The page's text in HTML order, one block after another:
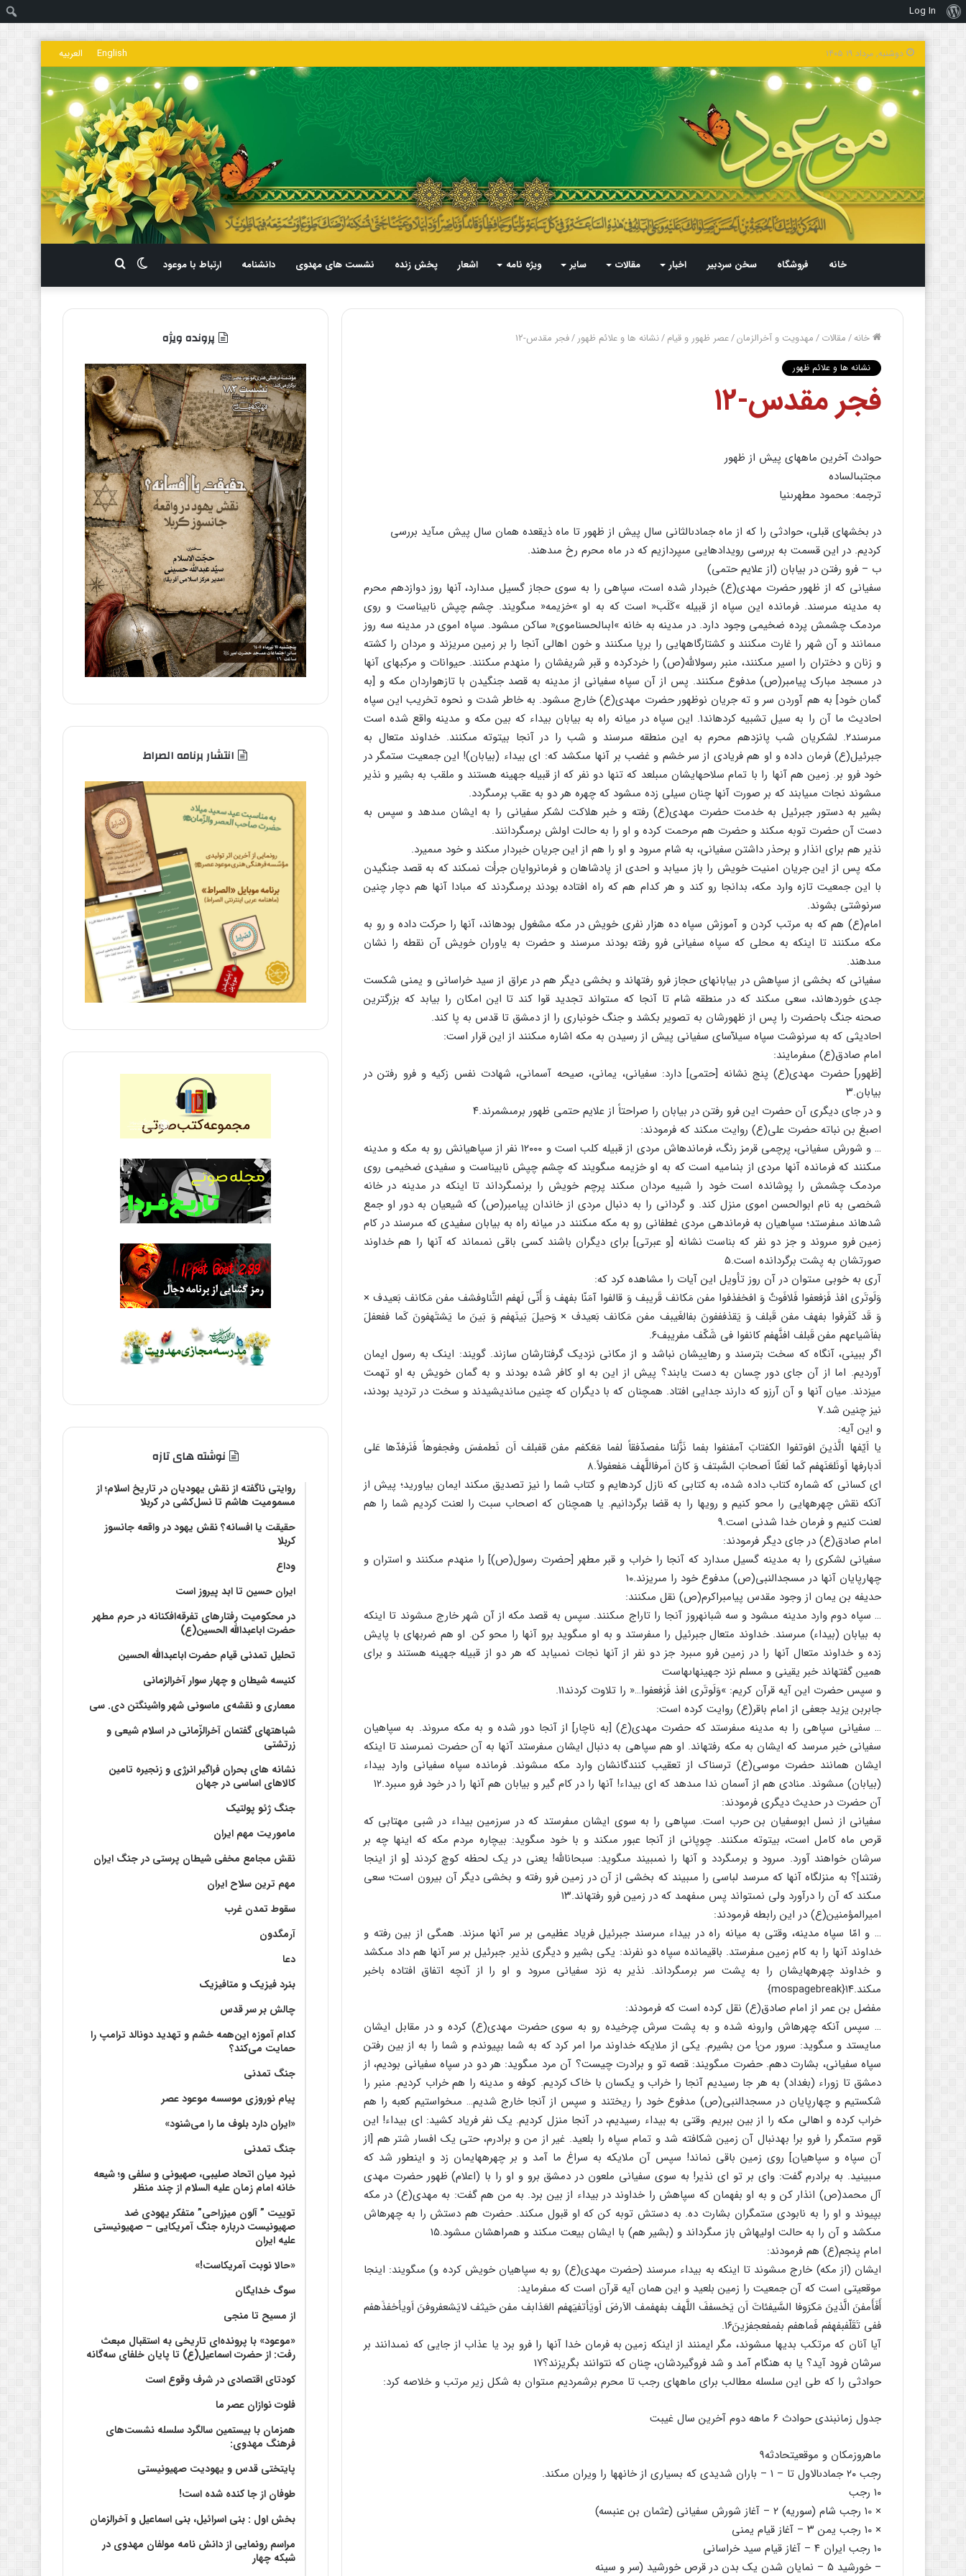
درباره
وردپرس
Log In
دوشنبه, مرداد ۱۹ ۱۴۰۵ English العربیه
خانه فروشگاه سخن سردبیر اخبار مقالات سایر ویژه نامه اشعار پخش زنده نشست های مهدوی دانشنامه ارتباط با موعود
برای
تغییر
پوسته
خانه/مقالات/مهدویت و آخرالزمان/عصر ظهور و قیام/نشانه ها و علائم ظهور /فجر مقدس-۱۲
نشانه ها و علائم ظهور
فجر مقدس-۱۲
حوادث آخرین ماههاى پیش از ظهور
مجتبى‏الساده
ترجمه: محمود مطهرى‏نیا
در بخشهاى قبلى، حوادثى را که از ماه جمادى‏الثانى سال پیش از ظهور تا ماه ذیقعده همان سال پیش مى‏آید بررسى
کردیم. در این قسمت به بررسى رویدادهایى مى‏پردازیم که در ماه محرم رخ مى‏دهند.
ب – فرو رفتن در بیابان (از علایم حتمى)
سفیانى که از ظهور حضرت مهدى(ع) خبردار شده است، سپاهى را به سوى حجاز گسیل مى‏دارد، آنها روز دوازدهم محرم
به مدینه مى‏رسند. فرمانده این سپاه از قبیله »کَلَب« است که به او »خزیمه« مى‏گویند. چشم چپش نابیناست و روى
مردمک چشمش پرده ضخیمى وجود دارد. در مدینه به خانه »ابى‏الحسن‏اموى« ساکن مى‏شود. سپاه اموى در مدینه سه روز
مى‏مانند و آن شهر را غارت مى‏کنند و کشتارگاه‏هایى را برپا مى‏کنند و خون اهالى آنجا را بر زمین مى‏ریزند و مردان را کشته
و زنان و دختران را اسیر مى‏کنند، منبر رسول‏اللَّه(ص) را خردکرده و قبر شریفشان را منهدم مى‏کنند. حیوانات و مرکبهاى آنها
در مسجد مبارک پیامبر(ص) مدفوع مى‏کنند. پس از آن سپاه سفیانى از مدینه به قصد جنگیدن با تازه‏واردان مکه و [به
گمان خود] به هم آوردن سر و ته جریان نوظهور حضرت مهدى(ع) خارج مى‏شود. به خاطر شدت و نحوه تخریب این سپاه
احادیث ما آن را به سیل تشبیه کرده‏اند۱. این سپاه در میانه راه به بیابان بیداء که بین مکه و مدینه واقع شده است
مى‏رسند۲. لشکریان شب پانزدهم محرم به این منطقه مى‏رسند و شب را در آنجا بیتوته مى‏کنند. خداوند متعال به
جبرئیل(ع) فرمان داده و او هم فریادى از سر خشم و غضب بر آنها مى‏کشد که: اى بیداء (بیابان)! این جمعیت ستمگر در
خود فرو بر. زمین هم آنها را با تمام سلاح‏هایشان مى‏بلعد که تنها دو نفر که از قبیله جهینه هستند و ملقب به بشیر و نذیر
مى‏شوند نجات مى‏یابند که بر صورت آنها چنان سیلى زده مى‏شود که چهره هر دو به عقب برمى‏گردد.
بشیر به دستور جبرئیل به خدمت حضرت مهدى(ع) رفته و خبر هلاکت لشکر سفیانى را به ایشان مى‏دهد و سپس به
دست آن حضرت توبه مى‏کند و حضرت هم مرحمت کرده و او را به حالت اولش برمى‏گردانند.
نذیر هم براى انذار و برحذر داشتن سفیانى، به شام مى‏رود و او را هم از این جریان خبردار مى‏کند و خود مى‏میرد.
مکه پس از این جریان امنیت خویش را باز مى‏یابد و احدى از پادشاهان و فرمانروایان جرأت نمى‏کند که به قصد جنگیدن
با این جمعیت تازه وارد مکه، بدانجا رو کند و هر کدام هم که راه افتاده بودند برمى‏گردند که مبادا آنها هم دچار چنین
سرنوشتى بشوند.
امام(ع) هم که به مرتب کردن و آموزش سپاه ده هزار نفرى خویش در مکه مشغول بوده‏اند، آنها را حرکت داده و رو به
مکه مى‏کنند تا اینکه به محلى که سپاه سفیانى فرو رفته بودند مى‏رسند و حضرت به یاوران خویش آن نقطه را نشان
مى‏دهند.
سفیانى که بخشى از سپاهش در بیابان‏هاى حجاز فرو رفته‏اند و بخشى دیگر هم در عراق از سید خراسانى و یمنى شکست
جدى خورده‏اند، سعى مى‏کند که در منطقه شام تا آنجا که مى‏تواند تجدید قوا کند تا این امکان را بیابد که بزرگ‏ترین
صحنه جنگ باحضرت را پس از ظهورشان به تصویر بکشد و جنگ خونبارى را از دمشق تا قدس به پا کند.
احادیثى که به سرنوشت سپاه سیل‏آساى سفیانى پیش از رسیدن به مکه اشاره مى‏کنند از این قرار است:
امام صادق(ع) مى‏فرمایند:
[ظهور] حضرت مهدى(ع) پنج نشانه [حتمى] دارد: سفیانى، یمانى، صیحه آسمانى، شهادت نفس زکیه و فرو رفتن در
بیابان.۳
و در جاى دیگرى آن حضرت این فرو رفتن در بیابان را صراحتاً از علایم حتمى ظهور برمى‏شمرند.۴
اصبغ بن نباته حضرت على(ع) روایت مى‏کند که فرمودند:
… و شورش سفیانى، پرچمى قرمز رنگ، فرمانده‏اش مردى از قبیله کلب است و ۱۲۰۰۰ نفر از سپاهیانش رو به مکه و مدینه
مى‏کنند که فرمانده آنها مردى از بنى‏امیه است که به او خزیمه مى‏گویند که چشم چپش نابیناست و سفیدى ضخیمى روى
مردمک چشمش را پوشانده است خود را شبیه مردان مى‏کند پرچم خویش را برنمى‏گرداند تا اینکه در مدینه در خانه
شخصى به نام ابوالحسن اموى منزل کند. و گردانى را به دنبال مردى از خاندان پیامبر(ص) که شیعیان به دور او جمع
شده‏اند مى‏فرستد؛ سپاهیان به فرماندهى مردى غطفانى رو به مکه مى‏کنند در میانه راه به بیابان سفیدى که مى‏رسند در کام
زمین فرو مى‏روند و جز دو نفر که بناست نشانه [و عبرتى] براى دیگران باشند کسى باقى نمى‏ماند که آنها را هم خداوند
صورتشان به پشت برگردانده است.۵
آرى به خوبى مى‏توان در آن روز تأویل این آیات را مشاهده کرد که:
وَلَوتَرى افذ فَزفعفوا فَلافَوتٌ وَ افخفذفوا مفن مَکانف قَریبف وَ قالفوا آمَنّا بفهف وَ أَنّى لَهفم التَّناوفشف مفن مَکانف بَعیدف ×
وَ قَد کَفَرفوا بفهف مفن قَبلف وَ یَقذفففونَ بفالغَیبف مفن مَکانف بَعیدف × وَحیلَ بَینَهفم وَ بَینَ ما یَشتَهفونَ کَما ففعفلَ
بفاَشیاعهم مفن قَبلف افنَّهفم کانفوا فى شَکّف مفریبف۶.
اگر ببینى، آنگاه که سخت بترسند و رهاییشان نباشد و از مکانى نزدیک گرفتارشان سازند. گویند: اینک به رسول ایمان
آوردیم. اما از آن جاى دور چسان به دست یابند؟ پیش از این به او کافر شده بودند و به گمان خویش به او تهمت
میزدند. میان آنها و آن آرزو که دارند جدایى افتاد. همچنان که با دیگران که چنین مى‏اندیشیدند و سخت در تردید بودند،
نیز چنین شد.۷
و این آیه:
یا اَیّفها الَّذینَ افوتفوا الکفتابَ آمفنفوا بفما نَزَّلنا مفصدّفقاً لفما مَعَکفم مفن قفبلف اَن نَطمفسَ وفجفوهاً فَنَرفدّها عَلى
اَدبارفها اَونَلعَنَهفم کَما لَعَنّا اَصحابَ السَّبتف وَ کانَ اَمرفاللَّهف مَفعفولاً.۸
اى کسانى که شماره کتاب داده شده، به کتابى که نازل کرده‏ایم و کتاب شما را نیز تصدیق مى‏کند ایمان بیاورید؛ پیش از
آنکه نقش چهره‏هایى را محو کنیم و رویها را به قضا برگردانیم. یا همچنان که اصحاب سبت را لعنت کردیم شما را هم
لعنت کنیم و فرمان خدا شدنى است.۹
امام صادق(ع) در جاى دیگر فرمودند:
سفیانى لشکرى را به مدینه گسیل مى‏دارد که آنجا را خراب و قبر مطهر [حضرت رسول(ص)] را منهدم مى‏کنند و استران و
چهارپایان آنها در مسجدالنبى(ص) مدفوع خود را مى‏ریزند.۱۰
حدیفه بن یمان از وجود مقدس پیامبراکرم(ص) نقل مى‏کنند:
… سپاه دوم وارد مدینه مى‏شود و سه شبانه‏روز آنجا را تاراج مى‏کنند. سپس به قصد مکه از آن شهر خارج مى‏شوند تا اینکه
به بیابان (بیداء) مى‏رسند. خداوند متعال جبرئیل را مى‏فرستد و به او مى‏گوید برو آنها را محو کن. او هم ضربه‏اى با پایش
زده و خداوند متعال آنها را در زمین فرو مى‏برد جز دو نفر از آنها نجات نمى‏یابد که هر دو از قبیله جهینه هستند و براى
همین گفته‏اند خبر یقینى و مسلم نزد جهینه‏اى‏هاست
و سپس حضرت این آیه قرآن کریم: »وَلَوتَرى افذ فَزفعفوا…« را تلاوت کردند۱۱.
جابربن یزید جعفى از امام باقر(ع) روایت کرده است:
… سفیانى سپاهى را به مدینه مى‏فرستد که حضرت مهدى(ع) [به ناچار] از آنجا دور شده و به مکه مى‏روند. به سپاهیان
سفیانى خبر مى‏رسد که ایشان به مکه رفته‏اند. او هم سپاهى به دنبال ایشان مى‏فرستد آنها به آن حضرت نمى‏رسند تا اینکه
ایشان همانند حضرت موسى(ع) ترسناک از تعقیب کنندگانشان وارد مکه مى‏شوند. فرمانده سپاه سفیانى وارد بیداء
(بیابان) مى‏شوند. منادى هم از آسمان ندا مى‏دهد که اى بیداء! آنها را در کام گیر و بیابان هم آنها را در خود فرو مى‏برد.۱۲
آن حضرت در حدیث دیگرى فرمودند:
سفیانى از نسل ابوسفیان بن حرب است. سپاهى را به سوى ایشان مى‏فرستد که در سرزمین بیداء در شبى مهتابى که
قرص ماه کامل است، بیتوته مى‏کنند. چوپانى از آنجا عبور مى‏کند و با خود مى‏گوید: بیچاره مردم مکه که اینها چه بر
سرشان خواهند آورد. مى‏رود و برمى‏گردد و آنها را نمى‏بیند مى‏گوید: سبحان‏اللَّه! یعنى در یک لحظه کوچ کردند [و از اینجا
رفتند]؟ به منزلگاه آنها که مى‏رسد لباسى را مى‏بیند که بخشى از آن در زمین فرو رفته و بخشى دیگر آن بیرون است؛ سعى
مى‏کند که آن را درآورد ولى نمى‏تواند پس مى‏فهمد که در زمین فرو رفته‏اند.۱۳
امیرالمؤمنین(ع) در این رابطه فرمودند:
… و امّا سپاه مدینه، وقتى به میانه راه در بیداء مى‏رسند جبرئیل فریاد عظیمى بر سر آنها مى‏زند. همگى از بین رفته و
خداوند آنها را به کام زمین مى‏فرستد. باقیمانده سپاه دو نفرند: یکى بشیر و دیگرى نذیر. جبرئیل بر سر آنها هم داد مى‏کشد
و خداوند چهره‏هایشان را به پشت سر برمى‏گرداند. نذیر به نزد سفیانى مى‏رود و او را از آنچه اتفاق افتاده باخبر
مى‏کند.۱۴{mospagebreak}
مفضل بن عمر از امام صادق(ع) نقل کرده است که فرمودند:
… سپس آنکه چهره‏اش وارونه شده و به پشت سرش چرخیده رو به سوى حضرت مهدى(ع) کرده و در مقابل ایشان
مى‏ایستد و مى‏گوید: سرور من! من بشیرم. یکى از ملایکه خداوند مرا امر کرد که به شما بپیوندم و شما را به از بین رفتن
سپاه سفیانى، بشارت دهم. حضرت مى‏گویند: قصه تو و برادرت چیست؟ آن مرد مى‏گوید: هر دو در سپاه سفیانى بودیم، از
دمشق تا زوراء (بغداد) به هر جا رسیدیم آنجا را خراب و یکسان با خاک کردیم. کوفه و مدینه را هم خراب کردیم. منبر را
شکستیم و چهارپایان در مسجدالنبى(ص) مدفوع خود را ریختند و سپس از آنجا خارج شدیم… مى‏خواستیم کعبه را هم
خراب کرده و اهالى مکه را از بین ببریم. وقتى به بیداء رسیدیم، در آنجا منزل کردیم. یک نفر فریاد کشید: اى بیداء! این
قوم ستمگر را فرو بر! به‏دنبال آن زمین شکافته شد و تمام سپاه را بلعید. غیر از من و برادرم، حتى یک افسار شتر هم [از
آن سپاه و سپاهیان] روى زمین باقى نماند! سپس آن ملایکه به سراغ ما آمد و بر چهره‏هایمان زد و این‏طور شد که
مى‏بینید. به برادرم گفت: واى بر تو اى نذیر! به سوى سفیانى ملعون در دمشق برو و او را با (اعلام) ظهور حضرت مهدى
آل محمد(ص) انذار کن و به او بفهمان که سپاهش را خداوند در بیداء از بین برد. به من هم گفت: به مهدى(ع) در مکه
بپیوند و او را به نابودى ستمگران بشارت ده. به دستش توبه کن که او قبول مى‏کند. حضرت هم دستش را به چهره‏اش
مى‏کشد و آن را به حالت اولیه‏اش باز مى‏گرداند و (بشیر هم) با ایشان بیعت مى‏کند و همراهشان مى‏شود.۱۵
امام پنجم(ع) هم فرمودند:
ایشان (از مکه) خارج مى‏شوند تا اینکه به بیداء مى‏رسند (حضرت مهدى(ع) رو به سپاهیان خویش کرده و) مى‏گویند: اینجا
موقعیتى است که آن جمعیت را زمین بلعید و این همان آیه قرآن است که مى‏فرماید:
أَفَأَمفنَ الَّذینَ مَکرَوفا السَّیفئاتَ اَن یَخسففَ اللَّهف بفهفمف الاَرضَ اَویَأتفیَهفم العَذابف مفن حَیثف لایَشعفروفنَ اَویأخفذَهفم
ففى تَقَلّفبفهفم فَماهفم بفمفعجفزینَ۱۶.
آیا آنان که مرتکب بدیها مى‏شوند، مگر ایمنند از اینکه زمین به فرمان خدا آنها را فرو برد یا عذاب از جایى که نمى‏دانند بر
سرشان فرود آید؟ یا به هنگام آمد و شد فروگیردشان، چنان که نتوانند بگریزند؟۱۷
حوادثى را که طى این سلسله مطالب براى ماههاى رجب تا محرم برشمردیم مى‏توان به شکل زیر مرتب و خلاصه کرد:
جدول زمان‏بندى حوادث ۶ ماهه دوم آخرین سال غیبت
ماه‏روزمکان و موقعیت‏حادثه۹
رجب ۲۰ جمادى‏الاول تا – ۱ – باران شدیدى که بسیارى از خانه‏ها را ویران مى‏کند.
۱۰ رجب
× 10 رجب شام (سوریه) ۲ – آغاز شورش سفیانى (عثمان بن عنبسه)
× 10 رجب یمن ۳ – آغاز قیام یمنى
۱۰ رجب ایران ۴ – آغاز قیام سید خراسانى
– خورشید ۵ – نمایان شدن یک بدن در قرص خورشید (سر و سینه
پرونده ویژه
انتشار برنامه الصراط
نوشته های تازه
روایتی ناگفته از نقش یهودیان در تاریخ اسلام؛ از
مسمومیت هاشم تا نسل‌کشی در کربلا
حقیقت یا افسانه؟‌ نقش یهود در واقعه جانسوز
کربلا
وداع
ایران حسین تا ابد پیروز است
در محکومیت رفتارهای تفرقه‌افکنانه در حرم مطهر
حضرت اباعبدالله الحسین(ع)
تحلیل تمدنی قیام حضرت اباعبدالله الحسین
کنیسه شیطان و چهار سوار آخرالزمانی
معماری و نقشه‌ی ماسونی شهر واشينگتن دی. سی
شباهتهای گفتمان آخر‌الزّمانی در اسلام شیعی و
زرتشتی
نشانه های بحران فراگیر انرژی و زنجیره تامین
کالاهای اساسی در جهان
جنگ ژئو پولتیک
ماموریت مهم ایران
نقش مجامع مخفی شیطان پرستی در جنگ ایران
مهم ترین سلاح ایران
سقوط تمدن غرب
آرمگدون
دعا
بنرد فیزیک و متافیزیک
چالش بر سر قدس
کدام آموزه این‌همه خشم و تهدید دونالد ترامپ را
حمایت می‌کند؟
جنگ تمدنی
پیام نوروزی موسسه موعود عصر
«ایران دارد بلوف ما را می‌شنود»
جنگ تمدنی
نبرد میان اتحاد صلیبی، صهیونی و سلفی و؛ شیعه
خانه امام زمان علیه السلام از چند منظر
توییت ” آلون میزراحی” متفکر یهودی ضد
صهیونیست درباره جنگ آمریکایی – صهیونیستی
علیه ایران
«حالا نوبت آمریکاست!»
سوگ خدایگان
از مسیح تا منجی
«موعود» با پرونده‌ای تاریخی به استقبال مبعث
رفت: از حضرت اسماعیل(ع) تا پایان خلفای سه‌گانه
کودتای اقتصادی در شرف وقوع است
فلوت نوازان عصر ما
همزمان با بیستمین سالگرد سلسله نشست‌های
فرهنگ مهدوی:‌
پایتختی قدس و یهودیت صهیونیستی
طوفان از جا کنده شده است!
بخش اول : بنی اسرائیل، بنی اسماعیل و آخرالزمان
مراسم رونمایی از دانش نامه مولفان مهدوی در
شبکه چهار